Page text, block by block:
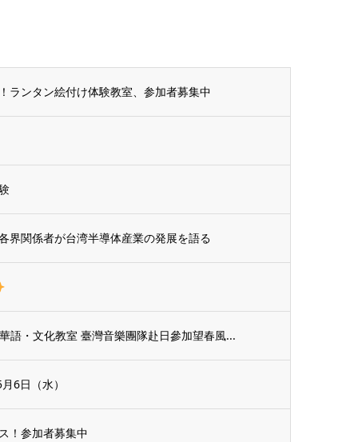
ランタン絵付け体験教室、参加者募集中
界関係者が台湾半導体産業の発展を語る
語・文化教室 臺灣音樂團隊赴日參加望春風...
6日（水）
！参加者募集中